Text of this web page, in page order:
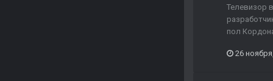
Телевизор
пол
26